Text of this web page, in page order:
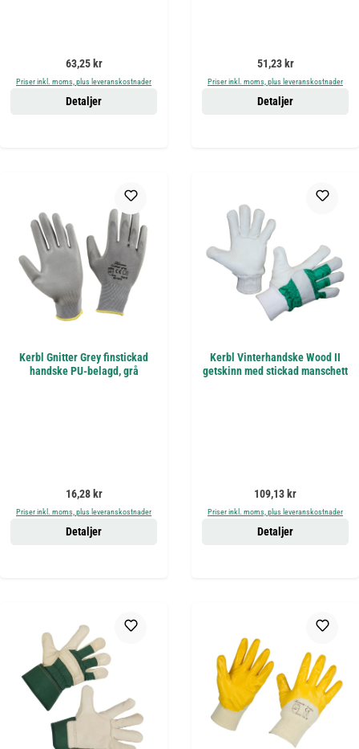
Ordinarie pris:
63,25 kr
Priser inkl. moms, plus leveranskostnader
Detaljer
Ordinarie pris:
51,23 kr
Priser inkl. moms, plus leveranskostnader
Detaljer
Kerbl Gnitter Grey finstickad
handske PU-belagd, grå
Ordinarie pris:
16,28 kr
Priser inkl. moms, plus leveranskostnader
Detaljer
Kerbl Vinterhandske Wood II
getskinn med stickad manschett
Ordinarie pris:
109,13 kr
Priser inkl. moms, plus leveranskostnader
Detaljer